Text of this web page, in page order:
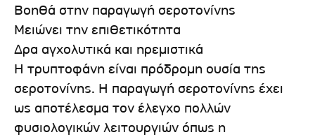
Βοηθά στην παραγωγή σεροτονίνης
Μειώνει την επιθετικότητα
Δρα αγχολυτικά και ηρεμιστικά
Η τρυπτοφάνη είναι πρόδρομη ουσία της
σεροτονίνης. Η παραγωγή σεροτονίνης έχει
ως αποτέλεσμα τον έλεγχο πολλών
φυσιολογικών λειτουργιών όπως η